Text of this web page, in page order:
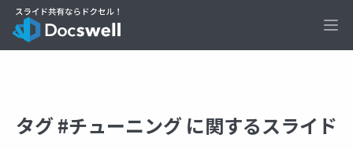
タグ #チューニング に関するスライド